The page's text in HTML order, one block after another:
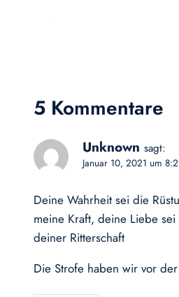
5 Kommentare
Unknown sagt:
Januar 10, 2021 um
Deine Wahrheit sei die
meine Kraft, deine Liebe
deiner Ritterschaft
Die Strofe haben wir vor